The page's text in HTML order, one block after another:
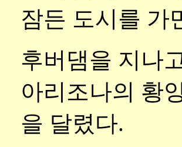
잠든 도시를 가
후버댐을 지나
아리조나의 황
을 달렸다.